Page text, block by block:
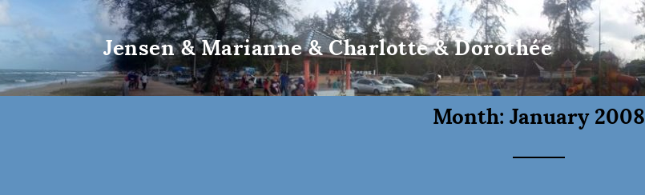
Jensen & Marianne & Charlotte & Dorothée
Month: January 2008